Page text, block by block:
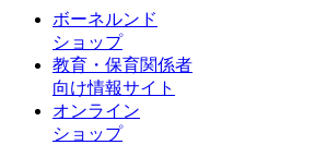
ボーネルンド
ショップ
教育・保育関係者
向け情報サイト
オンライン
ショップ